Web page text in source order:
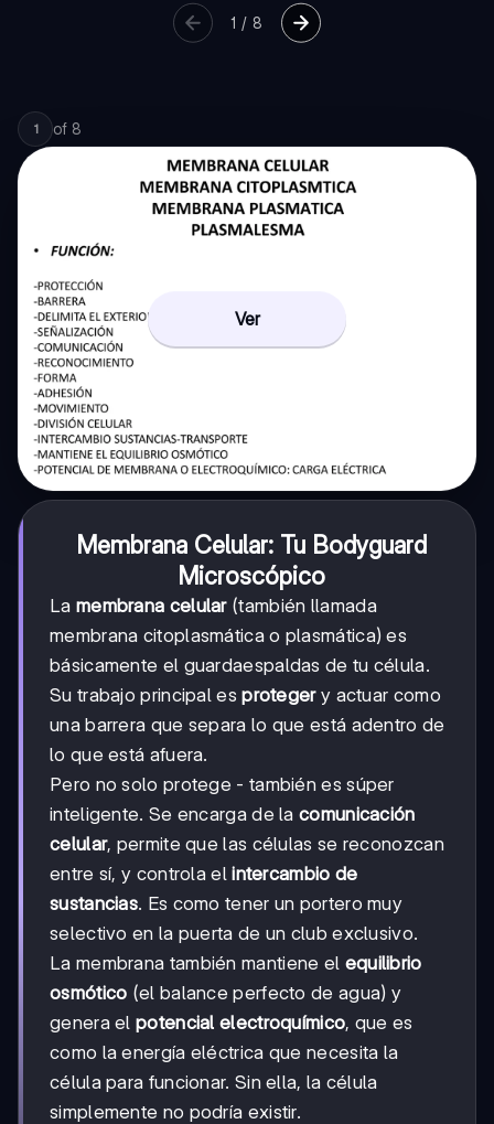
1 / 8
1 of 8
Ver
Membrana Celular: Tu Bodyguard
Microscópico
La membrana celular(también llamada
membrana citoplasmática o plasmática) es
básicamente el guardaespaldas de tu célula.
Su trabajo principal esprotegery actuar como
una barrera que separa lo que está adentro de
lo que está afuera.
Pero no solo protege - también es súper
inteligente. Se encarga de lacomunicación
celular, permite que las células se reconozcan
entre sí, y controla elintercambio de
sustancias. Es como tener un portero muy
selectivo en la puerta de un club exclusivo.
La membrana también mantiene el equilibrio
osmótico (el balance perfecto de agua) y
genera elpotencial electroquímico, que es
como la energía eléctrica que necesita la
célula para funcionar. Sin ella, la célula
simplemente no podría existir.